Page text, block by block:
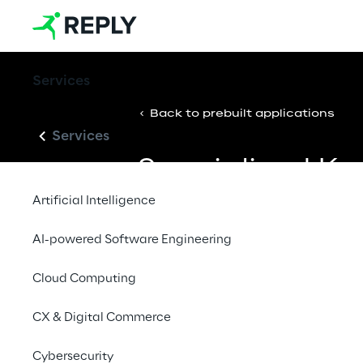
Services
Services
Artificial Intelligence
AI-powered Software Engineering
Cloud Computing
CX & Digital Commerce
Cybersecurity
Back to prebuilt applications
Specialized
Base for
Information